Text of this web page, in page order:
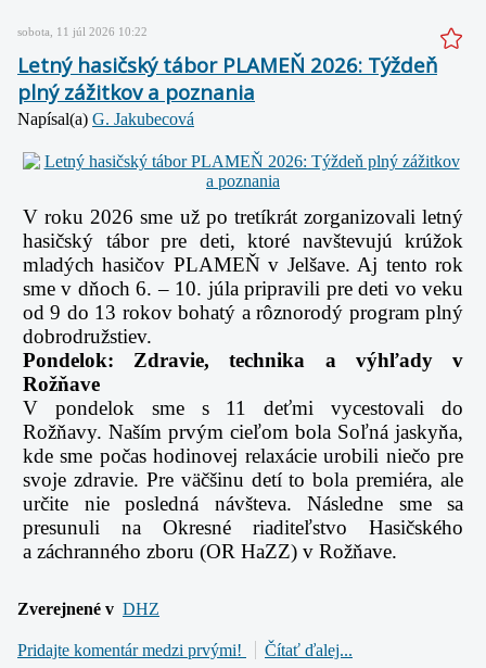
sobota, 11 júl 2026 10:22
Letný hasičský tábor PLAMEŇ 2026: Týždeň
plný zážitkov a poznania
Napísal(a) G. Jakubecová
V roku 2026 sme už po tretíkrát zorganizovali letný
hasičský tábor pre deti, ktoré navštevujú krúžok
mladých hasičov PLAMEŇ v Jelšave. Aj tento rok
sme v dňoch 6. – 10. júla pripravili pre deti vo veku
od 9 do 13 rokov bohatý a rôznorodý program plný
dobrodružstiev.
Pondelok: Zdravie, technika a výhľady v
Rožňave
V pondelok sme s 11 deťmi vycestovali do
Rožňavy. Naším prvým cieľom bola Soľná jaskyňa,
kde sme počas hodinovej relaxácie urobili niečo pre
svoje zdravie. Pre väčšinu detí to bola premiéra, ale
určite nie posledná návšteva. Následne sme sa
presunuli na Okresné riaditeľstvo Hasičského
a záchranného zboru (OR HaZZ) v Rožňave.
Zverejnené v DHZ
Pridajte komentár medzi prvými! Čítať ďalej...